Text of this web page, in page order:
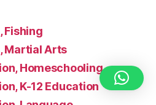
Fishing
Martial Arts
Homeschooling
K-12 Education